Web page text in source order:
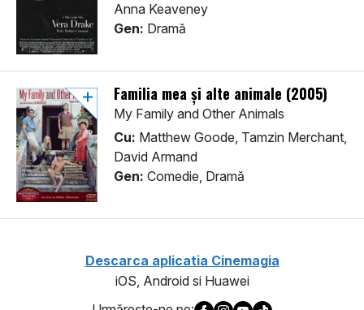
Anna Keaveney
Gen: Dramă
Familia mea și alte animale (2005)
My Family and Other Animals
Cu: Matthew Goode, Tamzin Merchant,
David Armand
Gen: Comedie, Dramă
Descarca aplicatia Cinemagia
iOS, Android si Huawei